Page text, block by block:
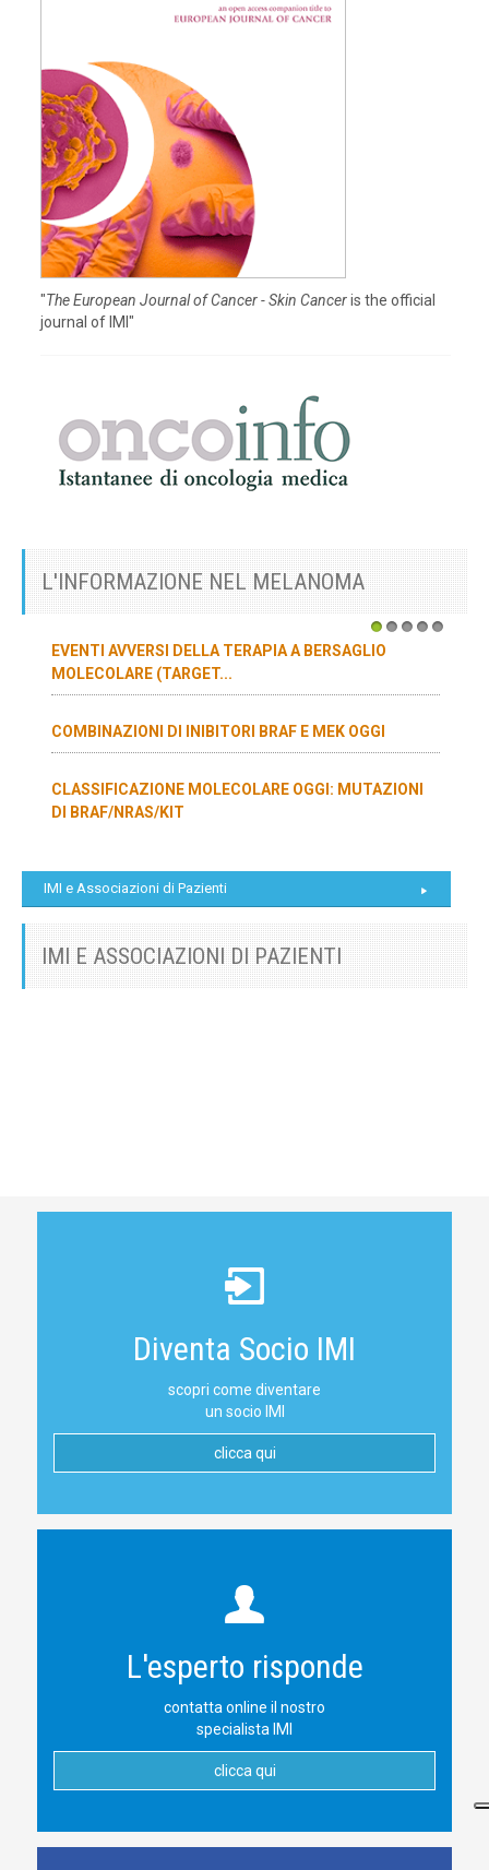
"The European Journal of Cancer - Skin Canceris the official
journal of IMI"
L'INFORMAZIONE NEL MELANOMA
1
EVENTI AVVERSI DELLA TERAPIA A BERSAGLIO
MOLECOLARE (TARGET...
COMBINAZIONI DI INIBITORI BRAF E MEK OGGI
CLASSIFICAZIONE MOLECOLARE OGGI: MUTAZIONI
DI BRAF/NRAS/KIT
IMI e Associazioni di Pazienti
IMI E ASSOCIAZIONI DI PAZIENTI
Diventa Socio IMI
scopri come diventare
un socio IMI
clicca qui
L'esperto risponde
contatta online il nostro
specialista IMI
clicca qui